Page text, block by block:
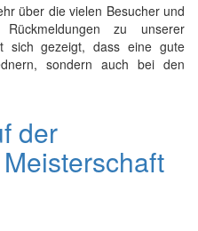
über die vielen Besucher und
zu unserer
sich gezeigt, dass eine gute
sondern auch bei den
der